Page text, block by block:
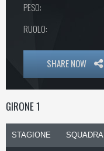
PESO:
RUOLO:
SHARE NOW
GIRONE 1
STAGIONE SQUADRA